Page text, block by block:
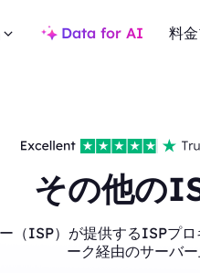
Data for AI 料
その他の
（ISP）が提供するISPプ
ーク経由のサーバー